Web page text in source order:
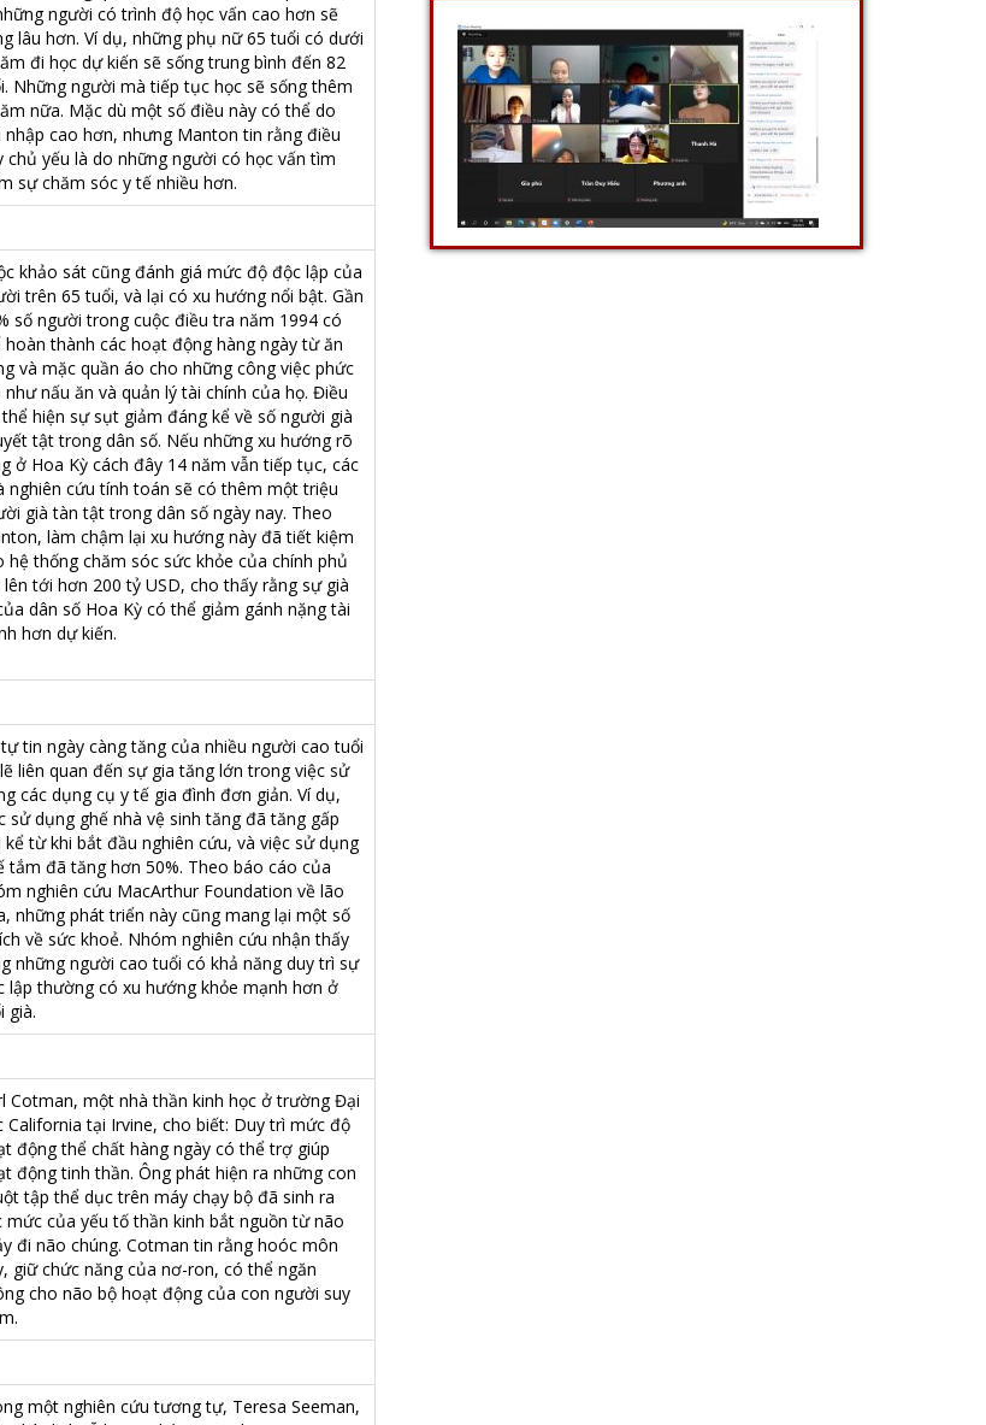
người có trình độ học vấn cao hơn sẽ
lâu hơn. Ví dụ, những phụ nữ 65 tuổi có dưới
đi học dự kiến ​​sẽ sống trung bình đến 82
Những người mà tiếp tục học sẽ sống thêm
nữa. Mặc dù một số điều này có thể do
nhập cao hơn, nhưng Manton tin rằng điều
chủ yếu là do những người có học vấn tìm
sự chăm sóc y tế nhiều hơn.
khảo sát cũng đánh giá mức độ độc lập của
trên 65 tuổi, và lại có xu hướng nổi bật. Gần
số người trong cuộc điều tra năm 1994 có
hoàn thành các hoạt động hàng ngày từ ăn
và mặc quần áo cho những công việc phức
như nấu ăn và quản lý tài chính của họ. Điều
hiện sự sụt giảm đáng kể về số người già
tật trong dân số. Nếu những xu hướng rõ
ở Hoa Kỳ cách đây 14 năm vẫn tiếp tục, các
nghiên cứu tính toán sẽ có thêm một triệu
già tàn tật trong dân số ngày nay. Theo
làm chậm lại xu hướng này đã tiết kiệm
hệ thống chăm sóc sức khỏe của chính phủ
lên tới hơn 200 tỷ USD, cho thấy rằng sự già
dân số Hoa Kỳ có thể giảm gánh nặng tài
hơn dự kiến.
tin ngày càng tăng của nhiều người cao tuổi
liên quan đến sự gia tăng lớn trong việc sử
các dụng cụ y tế gia đình đơn giản. Ví dụ,
sử dụng ghế nhà vệ sinh tăng đã tăng gấp
kể từ khi bắt đầu nghiên cứu, và việc sử dụng
tắm đã tăng hơn 50%. Theo báo cáo của
nghiên cứu MacArthur Foundation về lão
những phát triển này cũng mang lại một số
về sức khoẻ. Nhóm nghiên cứu nhận thấy
những người cao tuổi có khả năng duy trì sự
lập thường có xu hướng khỏe mạnh hơn ở
già.
Cotman, một nhà thần kinh học ở trường Đại
California tại Irvine, cho biết: Duy trì mức độ
động thể chất hàng ngày có thể trợ giúp
động tinh thần. Ông phát hiện ra những con
tập thể dục trên máy chạy bộ đã sinh ra
mức của yếu tố thần kinh bắt nguồn từ não
đi não chúng. Cotman tin rằng hoóc môn
giữ chức năng của nơ-ron, có thể ngăn
cho não bộ hoạt động của con người suy
một nghiên cứu tương tự, Teresa Seeman,